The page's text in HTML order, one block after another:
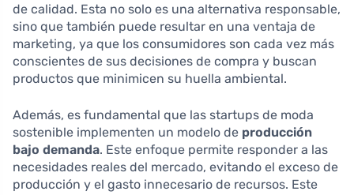
de calidad. Esta no solo es una alternativa responsable,
sino que también puede resultar en una ventaja de
marketing, ya que los consumidores son cada vez más
conscientes de sus decisiones de compra y buscan
productos que minimicen su huella ambiental.
Además, es fundamental que las startups de moda
sostenible implementen un modelo de producción
bajo demanda. Este enfoque permite responder a las
necesidades reales del mercado, evitando el exceso de
producción y el gasto innecesario de recursos. Este